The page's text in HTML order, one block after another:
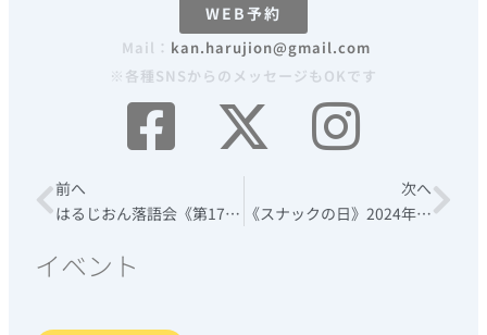
WEB予約
Mail： kan.harujion@gmail.com
※各種SNSからのメッセージもOKです
Prev
前へ
はるじおん落語会《第17回 ほろ酔い 燗らくご》【出演 立川寸志さん】2024年11月17日(日)
次へ
《スナックの日》2024年11月27日(水)
イベント